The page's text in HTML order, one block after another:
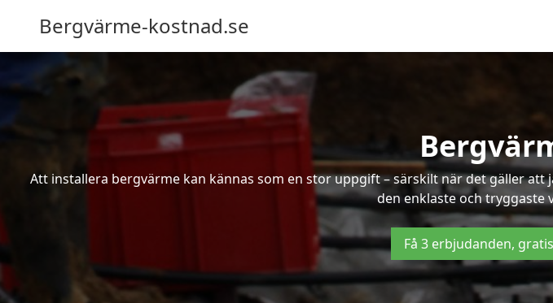
Bergvärme-kostnad.se
Att installera bergvärme kan kännas som en stor uppgift – särskilt när det gäller
den enklaste och tryggaste
Få 3 erbjudanden,